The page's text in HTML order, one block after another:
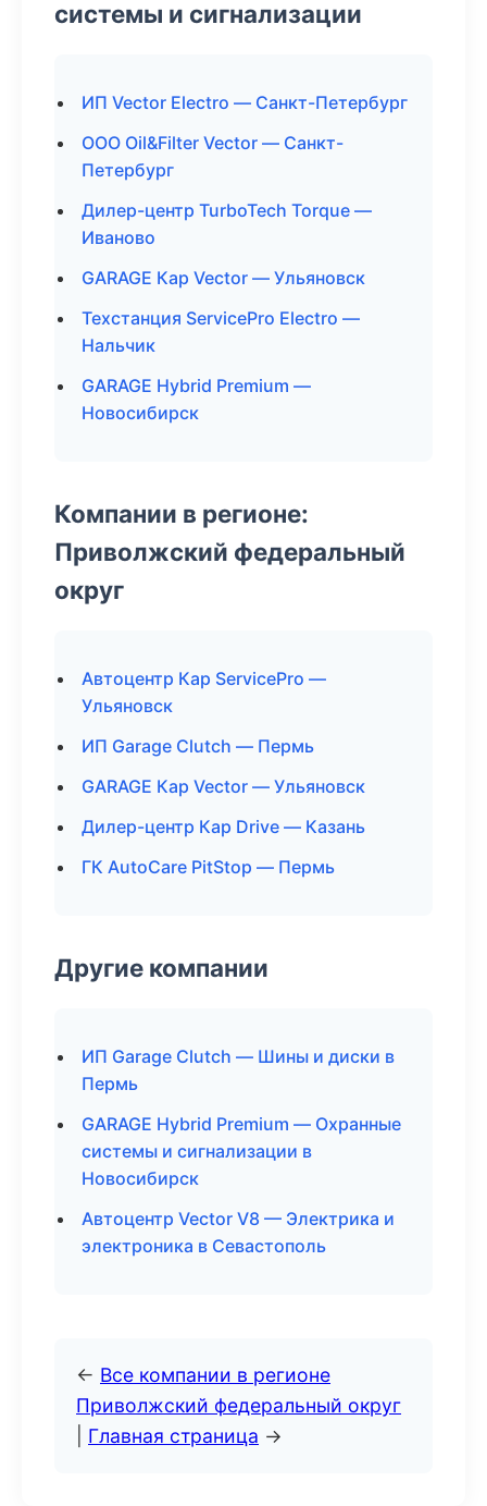
системы и сигнализации
ИП Vector Electro — Санкт-Петербург
ООО Oil&Filter Vector — Санкт-
Петербург
Дилер-центр TurboTech Torque —
Иваново
GARAGE Кар Vector — Ульяновск
Техстанция ServicePro Electro —
Нальчик
GARAGE Hybrid Premium —
Новосибирск
Компании в регионе:
Приволжский федеральный
округ
Автоцентр Кар ServicePro —
Ульяновск
ИП Garage Clutch — Пермь
GARAGE Кар Vector — Ульяновск
Дилер-центр Кар Drive — Казань
ГК AutoCare PitStop — Пермь
Другие компании
ИП Garage Clutch — Шины и диски в
Пермь
GARAGE Hybrid Premium — Охранные
системы и сигнализации в
Новосибирск
Автоцентр Vector V8 — Электрика и
электроника в Севастополь
← Все компании в регионе
Приволжский федеральный округ
Главная страница →